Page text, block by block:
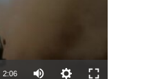
2:06